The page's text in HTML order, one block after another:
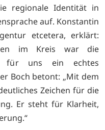
regionale Identität in
auf. Konstantin
etcetera, erklärt:
im Kreis war die
für uns ein echtes
Boch betont: „Mit dem
Zeichen für die
Er steht für Klarheit,